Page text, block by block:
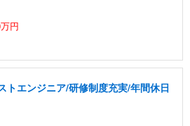
円
トエンジニア/研修制度充実/年間休日